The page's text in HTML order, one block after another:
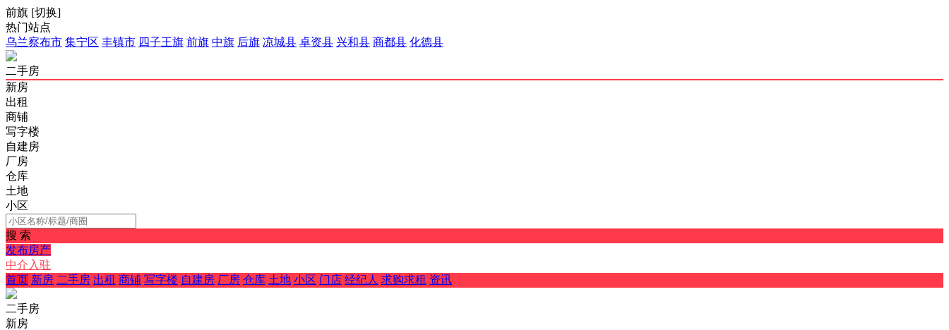
前旗 [切换]
热门站点
乌兰察布市 集宁区 丰镇市 四子王旗 前旗 中旗 后旗 凉城县 卓资县 兴和县 商都县 化德县
二手房
新房
出租
商铺
写字楼
自建房
厂房
仓库
土地
小区
搜 索
发布房产
中介入驻
首页 新房 二手房 出租 商铺 写字楼 自建房 厂房 仓库 土地 小区 门店 经纪人 求购求租 资讯
二手房
新房